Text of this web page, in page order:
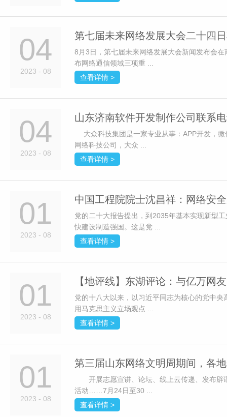
04
2023 - 08
第七届未来网络发展大会二十四
8月3日，第七届未来网络发展大会新闻发布会
布网络通信领域三项重 ...
查看详情 >
04
2023 - 08
山东济南软件开发制作公司联系
大众科技集团是一家专业从事：APP开发，微
网络科技公司，大众 ...
查看详情 >
01
2023 - 08
中国工程院院士沈昌祥：网络安
党的二十大报告提出，到2035年基本实现新型
快建设制造强国。这是党 ...
查看详情 >
01
2023 - 08
【地评线】东湖评论：与亿万网
党的十八大以来，以习近平同志为核心的党中
用马克思主义立场观点 ...
查看详情 >
01
2023 - 08
第三届山东网络文明周期间，各
开展志愿宣讲、论坛、线上云传递、发布辟
活动……7月24日至30 ...
查看详情 >